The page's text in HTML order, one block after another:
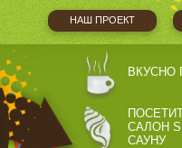
НАШ ПРОЕКТ
ВКУСНО
САЛОН
САУНУ